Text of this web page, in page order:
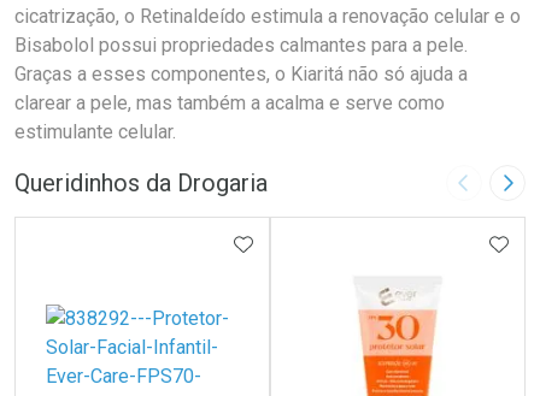
cicatrização, o Retinaldeído estimula a renovação celular e o
Bisabolol possui propriedades calmantes para a pele.
Graças a esses componentes, o Kiaritá não só ajuda a
clarear a pele, mas também a acalma e serve como
estimulante celular.
Queridinhos da Drogaria Imagem
ADICIONAR AOS FAVORITOS